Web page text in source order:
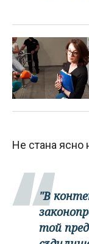
Не стана ясно
"В
той